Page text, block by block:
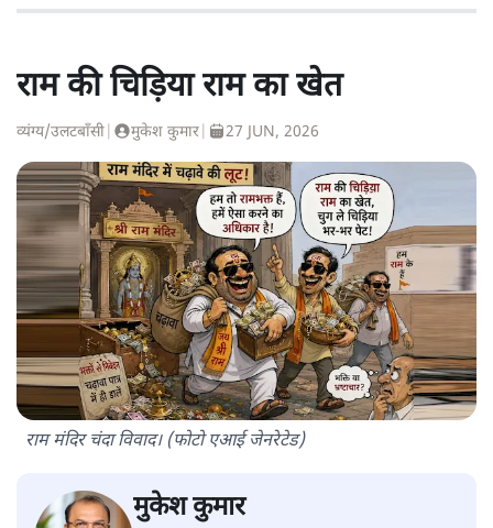
राम की चिड़िया राम का खेत
व्यंग्य/उलटबाँसी मुकेश कुमार 27 JUN, 2026
राम मंदिर चंदा विवाद। (फोटो एआई जेनरेटेड)
मुकेश कुमार